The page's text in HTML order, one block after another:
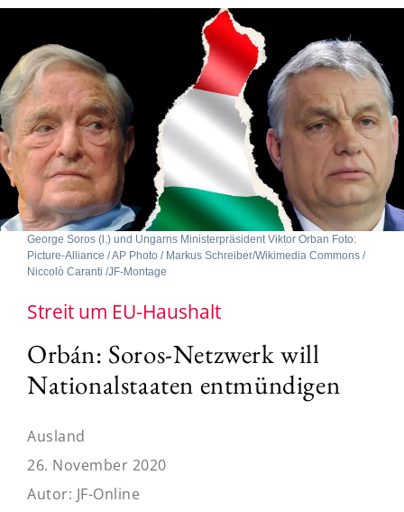
George Soros (l.) und Ungarns Ministerpräsident Viktor Orban Foto:
Picture-Alliance / AP Photo / Markus Schreiber/Wikimedia Commons /
Niccolò Caranti /JF-Montage
Streit um EU-Haushalt
Orbán: Soros-Netzwerk will
Nationalstaaten entmündigen
Ausland
26. November 2020
Autor: JF-Online